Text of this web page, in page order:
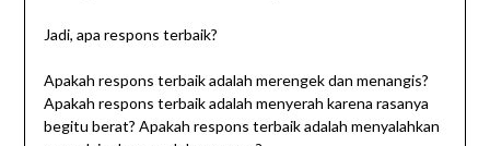
Jadi, apa respons terbaik?
Apakah respons terbaik adalah merengek dan menangis?
Apakah respons terbaik adalah menyerah karena rasanya
begitu berat? Apakah respons terbaik adalah menyalahkan